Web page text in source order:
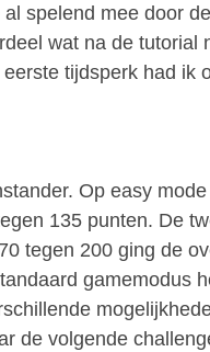
spelend mee door
wat na de tutorial
tijdsperk had ik
Op easy
135 punten. De
tegen 200 ging de
gamemodus
de volgende